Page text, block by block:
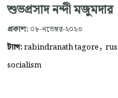
শুভপ্রসাদ নন্দী মজুমদার
প্রকাশ: ০৮-নভেম্বর-২০২৩
ট্যাগ:rabindranath tagore,
socialism